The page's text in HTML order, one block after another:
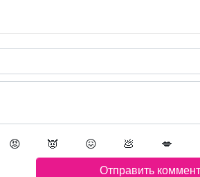
😡 👿 😖 💩 💋